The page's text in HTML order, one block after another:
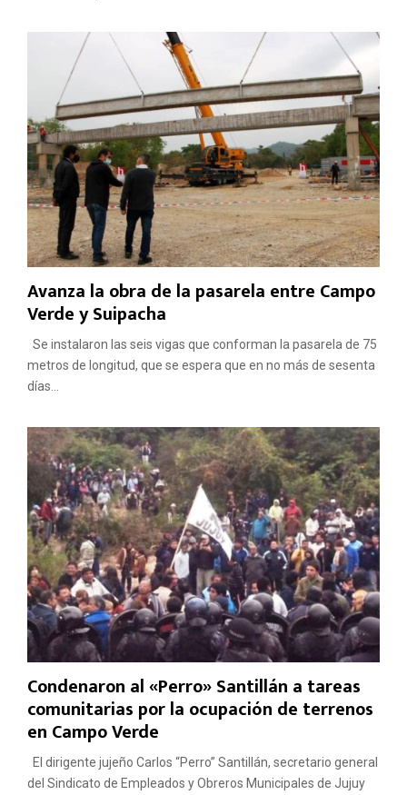
Avanza la obra de la pasarela entre Campo
Verde y Suipacha
Se instalaron las seis vigas que conforman la pasarela de 75
metros de longitud, que se espera que en no más de sesenta
días...
Condenaron al «Perro» Santillán a tareas
comunitarias por la ocupación de terrenos
en Campo Verde
El dirigente jujeño Carlos “Perro” Santillán, secretario general
del Sindicato de Empleados y Obreros Municipales de Jujuy